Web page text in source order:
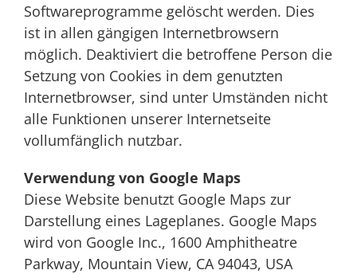
Softwareprogramme gelöscht werden. Dies
ist in allen gängigen Internetbrowsern
möglich. Deaktiviert die betroffene Person die
Setzung von Cookies in dem genutzten
Internetbrowser, sind unter Umständen nicht
alle Funktionen unserer Internetseite
vollumfänglich nutzbar.
Verwendung von Google Maps
Diese Website benutzt Google Maps zur
Darstellung eines Lageplanes. Google Maps
wird von Google Inc., 1600 Amphitheatre
Parkway, Mountain View, CA 94043, USA